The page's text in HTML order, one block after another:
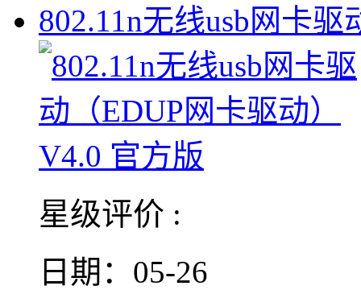
802.11n无线usb网卡驱
星级评价 :
日期：05-26